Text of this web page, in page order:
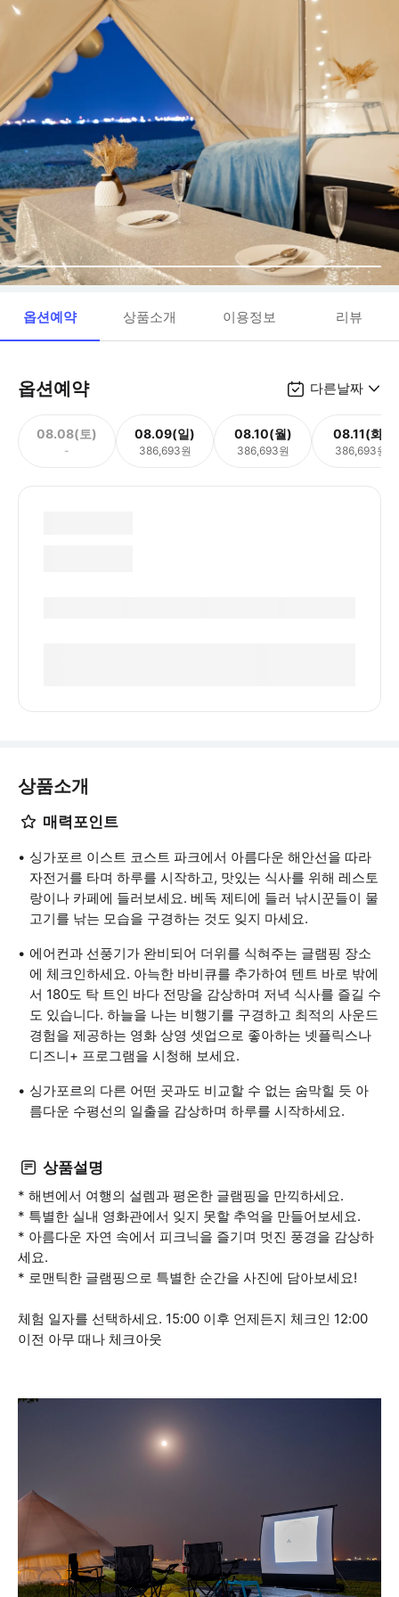
옵션예약 상품소개 이용정보 리뷰
옵션예약 다른날짜
08.08(토)
-
08.09(일)
386,693원
08.10(월)
386,693원
08.11(화)
386,693원
상품소개
매력포인트
싱가포르 이스트 코스트 파크에서 아름다운 해안선을 따라
자전거를 타며 하루를 시작하고, 맛있는 식사를 위해 레스토
랑이나 카페에 들러보세요. 베독 제티에 들러 낚시꾼들이 물
고기를 낚는 모습을 구경하는 것도 잊지 마세요.
에어컨과 선풍기가 완비되어 더위를 식혀주는 글램핑 장소
에 체크인하세요. 아늑한 바비큐를 추가하여 텐트 바로 밖에
서 180도 탁 트인 바다 전망을 감상하며 저녁 식사를 즐길 수
도 있습니다. 하늘을 나는 비행기를 구경하고 최적의 사운드
경험을 제공하는 영화 상영 셋업으로 좋아하는 넷플릭스나
디즈니+ 프로그램을 시청해 보세요.
싱가포르의 다른 어떤 곳과도 비교할 수 없는 숨막힐 듯 아
름다운 수평선의 일출을 감상하며 하루를 시작하세요.
상품설명
* 해변에서 여행의 설렘과 평온한 글램핑을 만끽하세요.
* 특별한 실내 영화관에서 잊지 못할 추억을 만들어보세요.
* 아름다운 자연 속에서 피크닉을 즐기며 멋진 풍경을 감상하
세요.
* 로맨틱한 글램핑으로 특별한 순간을 사진에 담아보세요!
체험 일자를 선택하세요. 15:00 이후 언제든지 체크인 12:00
이전 아무 때나 체크아웃